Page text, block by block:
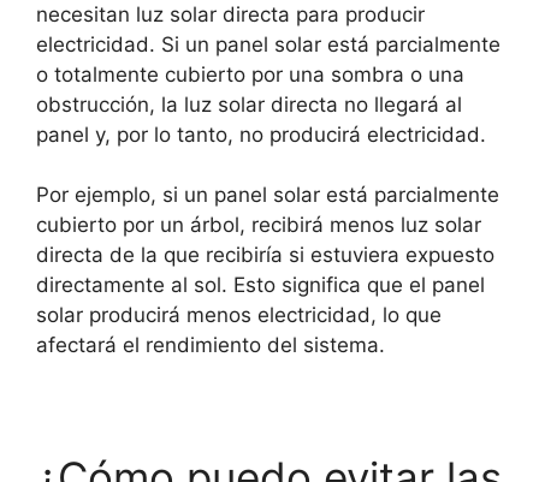
necesitan luz solar directa para producir
electricidad. Si un panel solar está parcialmente
o totalmente cubierto por una sombra o una
obstrucción, la luz solar directa no llegará al
panel y, por lo tanto, no producirá electricidad.
Por ejemplo, si un panel solar está parcialmente
cubierto por un árbol, recibirá menos luz solar
directa de la que recibiría si estuviera expuesto
directamente al sol. Esto significa que el panel
solar producirá menos electricidad, lo que
afectará el rendimiento del sistema.